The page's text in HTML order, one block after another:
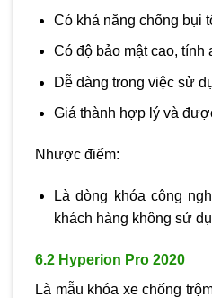
Có khả năng chống bụi
Có độ bảo mật cao, tính
Dễ dàng trong việc sử
Giá thành hợp lý và
Nhược điểm:
Là dòng khóa công
khách hàng không sử
6.2 Hyperion Pro 2020
Là mẫu khóa xe chống